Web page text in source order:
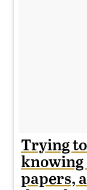
Trying
knowing
papers,